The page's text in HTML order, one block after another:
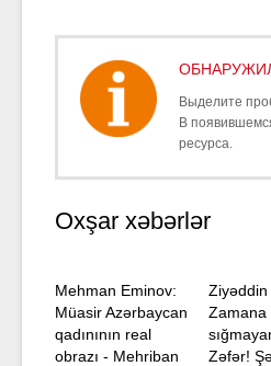
Выделите
В
ресурса.
Oxşar xəbərlər
Mehman Eminov:
Müasir Azərbaycan
qadınının real
obrazı - Mehriban
Ziyəddin
Zamana
Zəfər!